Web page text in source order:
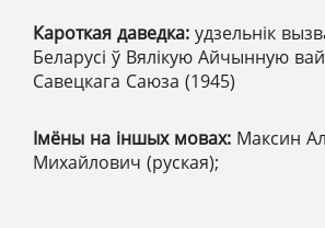
Кароткая даведка: удзельнік
Беларусі ў Вялікую Айчынную
Савецкага Саюза (1945)
Імёны на іншых мовах: Максин
Михайлович (руская);